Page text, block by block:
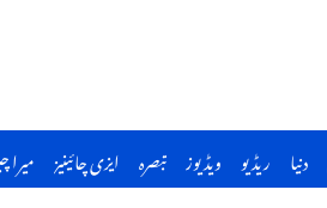
دنیا ریڈیو ویڈیوز تبصرہ ایزی چائینیز